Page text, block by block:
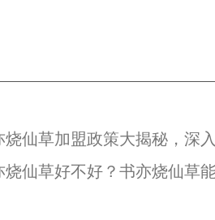
烧仙草加盟政策大揭秘，深
仙草好不好？书亦烧仙草